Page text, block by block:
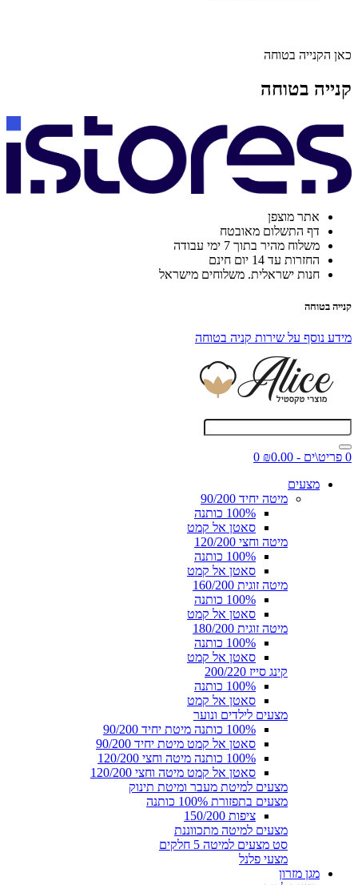
כאן הקנייה בטוחה
קנייה בטוחה
אתר מוצפן
דף התשלום מאובטח
משלוח מהיר בתוך 7 ימי עבודה
החזרות עד 14 יום חינם
חנות ישראלית. משלוחים מישראל
קנייה בטוחה
מידע נוסף על שירות קניה בטוחה
0 פריט\ים - ₪0.00
0
מצעים
מיטה יחיד 90/200
100% כותנה
סאטן אל קמט
מיטה וחצי 120/200
100% כותנה
סאטן אל קמט
מיטה זוגית 160/200
100% כותנה
סאטן אל קמט
מיטה זוגית 180/200
100% כותנה
סאטן אל קמט
קינג סייז 200/220
100% כותנה
סאטן אל קמט
מצעים לילדים ונוער
100% כותנה מיטת יחיד 90/200
סאטן אל קמט מיטת יחיד 90/200
100% כותנה מיטה וחצי 120/200
סאטן אל קמט מיטה וחצי 120/200
מצעים למיטת מעבר ומיטת תינוק
מצעים בתפזורת 100% כותנה
ציפות 150/200
מצעים למיטה מתכווננת
סט מצעים למיטה 5 חלקים
מצעי פלנל
מגן מזרון